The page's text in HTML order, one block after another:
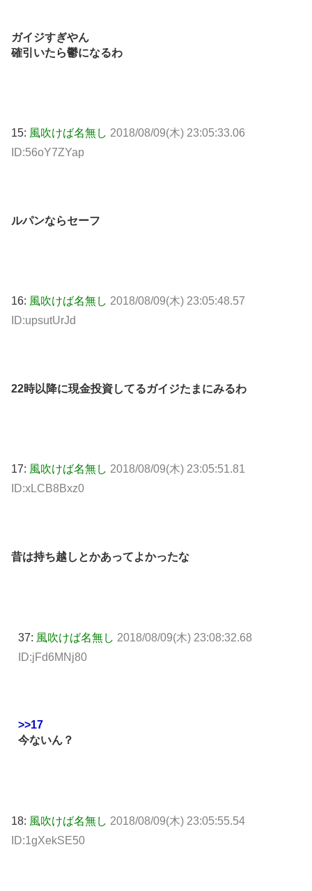
ガイジすぎやん
確引いたら鬱になるわ
15: 風吹けば名無し 2018/08/09(木) 23:05:33.06
ID:56oY7ZYap
ルパンならセーフ
16: 風吹けば名無し 2018/08/09(木) 23:05:48.57
ID:upsutUrJd
22時以降に現金投資してるガイジたまにみるわ
17: 風吹けば名無し 2018/08/09(木) 23:05:51.81
ID:xLCB8Bxz0
昔は持ち越しとかあってよかったな
37: 風吹けば名無し 2018/08/09(木) 23:08:32.68
ID:jFd6MNj80
>>17
今ないん？
18: 風吹けば名無し 2018/08/09(木) 23:05:55.54
ID:1gXekSE50